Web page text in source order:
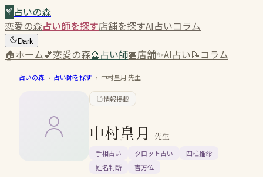
占いの森
恋愛の森占い師を探す店舗を探すAI占いコラム
Dark
🏠ホーム💕恋愛の森🔮占い師🏪店舗✨AI占い📝コラム
占いの森 › 占い師を探す › 中村皇月 先生
情報掲載
中村皇月 先生
手相占い タロット占い
四柱推命
姓名判断
吉方位